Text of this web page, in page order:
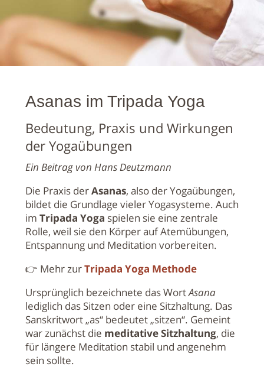
Asanas im Tripada Yoga
Bedeutung, Praxis und Wirkungen
der Yogaübungen
Ein Beitrag von Hans Deutzmann
Die Praxis derAsanas, also der Yogaübungen,
bildet die Grundlage vieler Yogasysteme. Auch
im Tripada Yoga spielen sie eine zentrale
Rolle, weil sie den Körper auf Atemübungen,
Entspannung und Meditation vorbereiten.
👉 Mehr zurTripada Yoga Methode
Ursprünglich bezeichnete das WortAsana
lediglich das Sitzen oder eine Sitzhaltung. Das
Sanskritwort „as“ bedeutet „sitzen“. Gemeint
war zunächst die meditative Sitzhaltung, die
für längere Meditation stabil und angenehm
sein sollte.